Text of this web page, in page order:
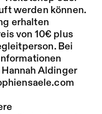
werden können.
erhalten
von 10€ plus
Bei
Aldinger